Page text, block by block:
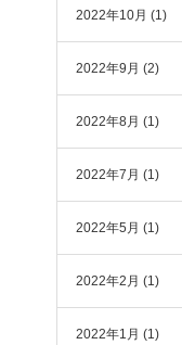
2022年10月 (1)
2022年9月 (2)
2022年8月 (1)
2022年7月 (1)
2022年5月 (1)
2022年2月 (1)
2022年1月 (1)